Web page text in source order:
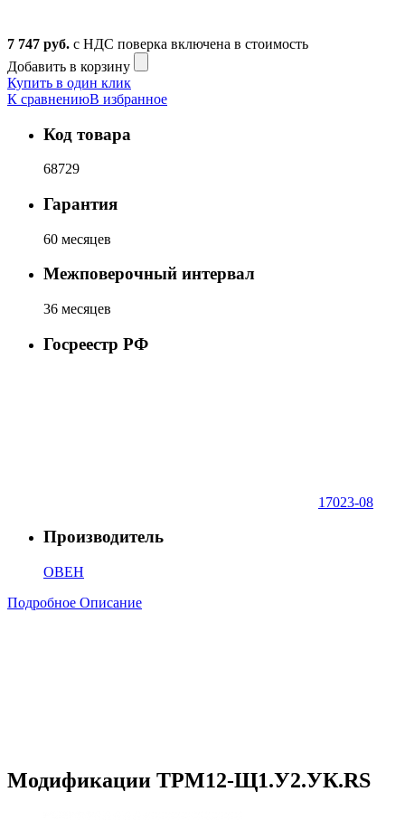
7 747 руб. с НДС поверка включена в стоимость
Добавить в корзину
Купить в один клик
К сравнениюВ избранное
Код товара
68729
Гарантия
60 месяцев
Межповерочный интервал
36 месяцев
Госреестр РФ
17023-08
Производитель
ОВЕН
Подробное Описание
Модификации ТРМ12-Щ1.У2.УК.RS